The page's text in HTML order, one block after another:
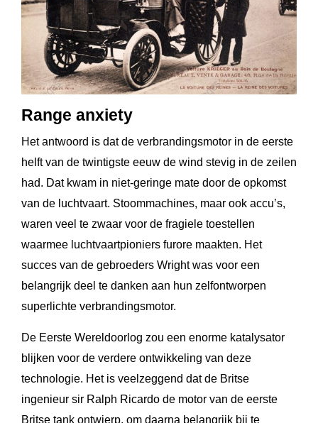
Range anxiety
Het antwoord is dat de verbrandingsmotor in de eerste
helft van de twintigste eeuw de wind stevig in de zeilen
had. Dat kwam in niet-geringe mate door de opkomst
van de luchtvaart. Stoommachines, maar ook accu’s,
waren veel te zwaar voor de fragiele toestellen
waarmee luchtvaartpioniers furore maakten. Het
succes van de gebroeders Wright was voor een
belangrijk deel te danken aan hun zelfontworpen
superlichte verbrandingsmotor.
De Eerste Wereldoorlog zou een enorme katalysator
blijken voor de verdere ontwikkeling van deze
technologie. Het is veelzeggend dat de Britse
ingenieur sir Ralph Ricardo de motor van de eerste
Britse tank ontwierp, om daarna belangrijk bij te